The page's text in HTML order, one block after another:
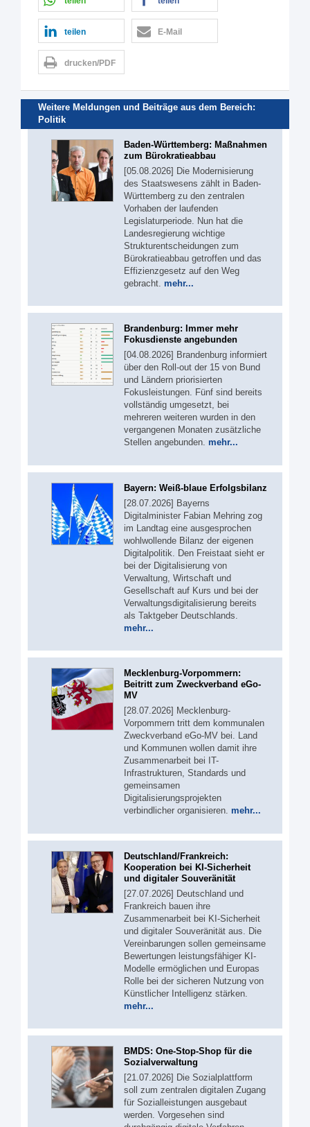
teilen E-Mail
drucken/PDF
Weitere Meldungen und Beiträge aus dem Bereich:
Politik
Baden-Württemberg: Maßnahmen
zum Bürokratieabbau
[05.08.2026] Die Modernisierung
des Staatswesens zählt in Baden-
Württemberg zu den zentralen
Vorhaben der laufenden
Legislaturperiode. Nun hat die
Landesregierung wichtige
Strukturentscheidungen zum
Bürokratieabbau getroffen und das
Effizienzgesetz auf den Weg
gebracht. mehr...
Brandenburg: Immer mehr
Fokusdienste angebunden
[04.08.2026] Brandenburg informiert
über den Roll-out der 15 von Bund
und Ländern priorisierten
Fokusleistungen. Fünf sind bereits
vollständig umgesetzt, bei
mehreren weiteren wurden in den
vergangenen Monaten zusätzliche
Stellen angebunden. mehr...
Bayern: Weiß-blaue Erfolgsbilanz
[28.07.2026] Bayerns
Digitalminister Fabian Mehring zog
im Landtag eine ausgesprochen
wohlwollende Bilanz der eigenen
Digitalpolitik. Den Freistaat sieht er
bei der Digitalisierung von
Verwaltung, Wirtschaft und
Gesellschaft auf Kurs und bei der
Verwaltungsdigitalisierung bereits
als Taktgeber Deutschlands.
mehr...
Mecklenburg-Vorpommern:
Beitritt zum Zweckverband eGo-
MV
[28.07.2026] Mecklenburg-
Vorpommern tritt dem kommunalen
Zweckverband eGo-MV bei. Land
und Kommunen wollen damit ihre
Zusammenarbeit bei IT-
Infrastrukturen, Standards und
gemeinsamen
Digitalisierungsprojekten
verbindlicher organisieren. mehr...
Deutschland/Frankreich:
Kooperation bei KI-Sicherheit
und digitaler Souveränität
[27.07.2026] Deutschland und
Frankreich bauen ihre
Zusammenarbeit bei KI-Sicherheit
und digitaler Souveränität aus. Die
Vereinbarungen sollen gemeinsame
Bewertungen leistungsfähiger KI-
Modelle ermöglichen und Europas
Rolle bei der sicheren Nutzung von
Künstlicher Intelligenz stärken.
mehr...
BMDS: One-Stop-Shop für die
Sozialverwaltung
[21.07.2026] Die Sozialplattform
soll zum zentralen digitalen Zugang
für Sozialleistungen ausgebaut
werden. Vorgesehen sind